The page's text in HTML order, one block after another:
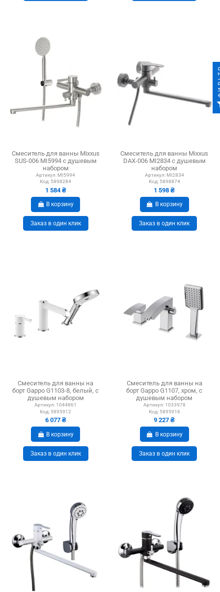
Смеситель для ванны Mixxus
SUS-006 MI5994 с душевым
набором
Артикул: MI5994
Код: 5898284
1 584 ₴
В корзину
Заказ в один клик
Смеситель для ванны Mixxus
DAX-006 MI2834 с душевым
набором
Артикул: MI2834
Код: 5898874
1 598 ₴
В корзину
Заказ в один клик
Смеситель для ванны на
борт Gappo G1103-8, белый, с
душевым набором
Артикул: 1044861
Код: 5895912
6 077 ₴
В корзину
Заказ в один клик
Смеситель для ванны на
борт Gappo G1107, хром, с
душевым набором
Артикул: 1033978
Код: 5895916
9 227 ₴
В корзину
Заказ в один клик